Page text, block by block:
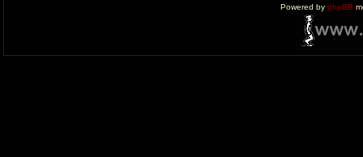
Powered by phpBB